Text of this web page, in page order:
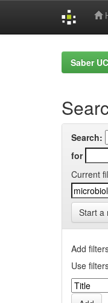
Saber
Search:
for
Current
Start a
Add
Use